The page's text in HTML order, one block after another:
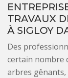
TRAVAUX
À SIGLOY
Des
certain nombre
arbres gênants,